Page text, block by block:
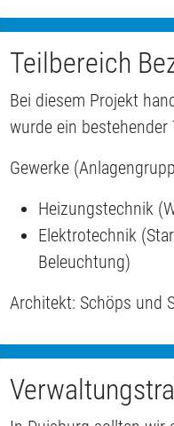
Teilbereich
Bei diesem Projekt
wurde ein
Gewerke
Heizungstechnik
Elektrotechnik
Beleuchtung)
Architekt: Schöps und